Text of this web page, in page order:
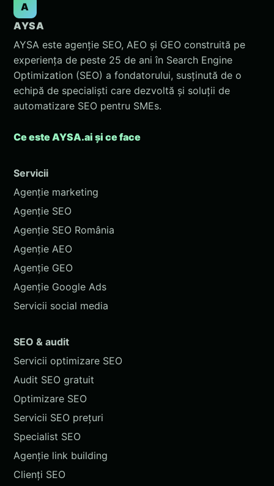
A
AYSA
AYSA este agenție SEO, AEO și GEO construită pe
experiența de peste 25 de ani în Search Engine
Optimization (SEO) a fondatorului, susținută de o
echipă de specialiști care dezvoltă și soluții de
automatizare SEO pentru SMEs.
Ce este AYSA.ai și ce face
Servicii
Agenție marketing
Agenție SEO
Agenție SEO România
Agenție AEO
Agenție GEO
Agenție Google Ads
Servicii social media
SEO & audit
Servicii optimizare SEO
Audit SEO gratuit
Optimizare SEO
Servicii SEO prețuri
Specialist SEO
Agenție link building
Clienți SEO